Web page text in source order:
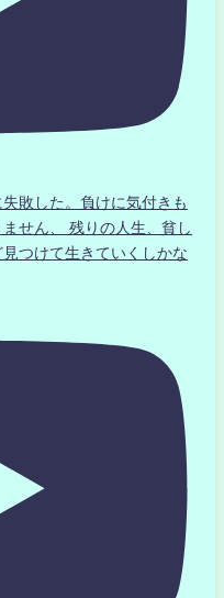
敗した。負けに気付きも
せん、 残りの人生、貧し
つけて生きていくしかな